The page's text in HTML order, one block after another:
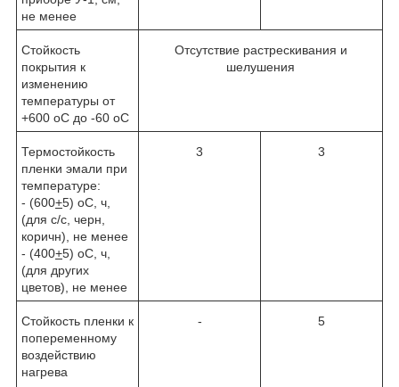
не менее
Стойкость
покрытия к
изменению
температуры от
+600 оС до -60 оС
Отсутствие растрескивания и
шелушения
Термостойкость
пленки эмали при
температуре:
- (600+5) оС, ч,
(для с/с, черн,
коричн), не менее
- (400+5) оС, ч,
(для других
цветов), не менее
3 3
Стойкость пленки к
попеременному
воздействию
нагрева
- 5